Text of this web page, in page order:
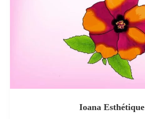
Ioana Esthétique